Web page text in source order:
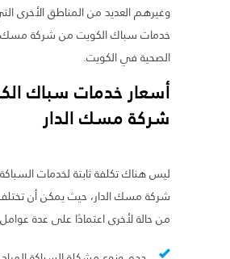
وغيرهم العديد من المناطق الأخرى
خدمات سباك الكويت من شركة مسك
الصحية في الكويت.
أسعار خدمات سباك
شركة مسك الدار
ليس هناك تكلفة ثابتة لخدمات
شركة مسك الدار، حيث يمكن أن
من حالة لأخرى اعتمادًا على عدة